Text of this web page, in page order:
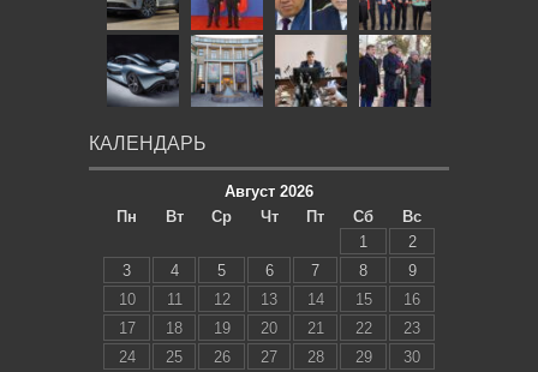
КАЛЕНДАРЬ
Август 2026
Пн
Вт Ср Чт Пт Сб
Вс
1
2
3
4 5 6 7 8
9
10
11 12 13 14 15
16
17
18 19 20 21 22
23
24
25 26 27 28 29
30